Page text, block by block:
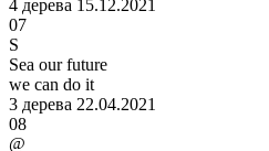
4 дерева 15.12.2021
07
S
Sea our future
we can do it
3 дерева 22.04.2021
08
@